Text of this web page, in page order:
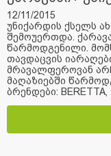
12/11/2015
უნიქარდის ქსელს
შემოუერთდა.
წარმოდგენილი.
თავდაცვის
მრავალფეროვან
მაღაზიებში
ბრენდები: BERETTA, ...